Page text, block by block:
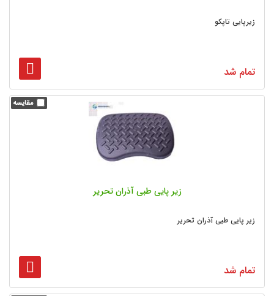
زیرپایی تاپکو
تمام شد
زیر پایی طبی آذران تحریر
زیر پایی طبی آذران تحریر
تمام شد